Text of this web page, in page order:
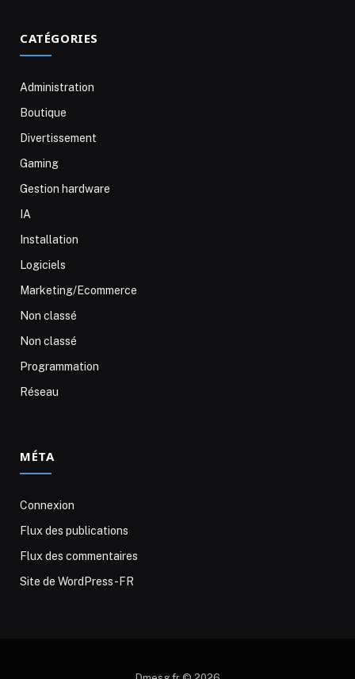
CATÉGORIES
Administration
Boutique
Divertissement
Gaming
Gestion hardware
IA
Installation
Logiciels
Marketing/Ecommerce
Non classé
Non classé
Programmation
Réseau
MÉTA
Connexion
Flux des publications
Flux des commentaires
Site de WordPress-FR